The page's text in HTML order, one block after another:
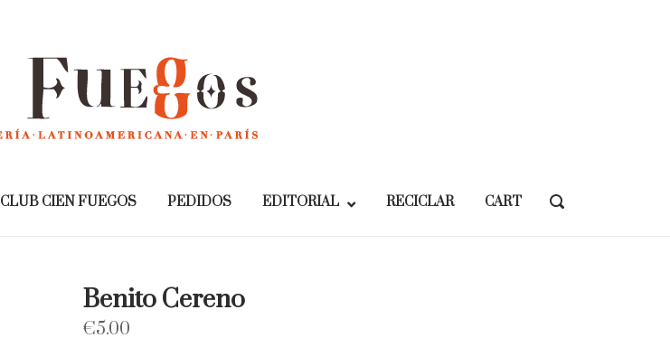
CLUB CIEN FUEGOS PEDIDOS EDITORIAL RECICLAR CART
OPEN
BAR
Benito Cereno
€5.00